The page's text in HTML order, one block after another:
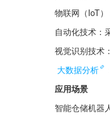
物联网（IoT
自动化技术：
视觉识别技术
大数据分析
应用场景
智能仓储机器